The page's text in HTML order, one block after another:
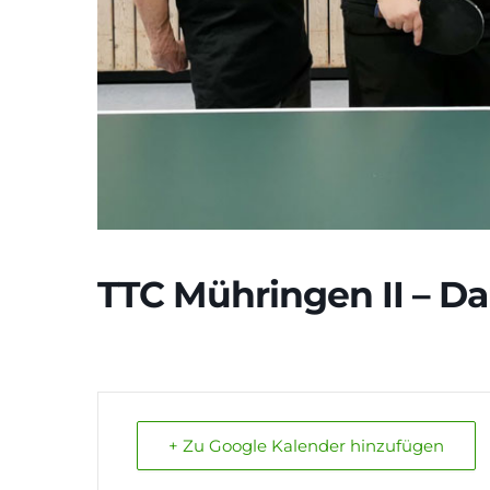
TTC Mühringen II –
+ Zu Google Kalender hinzufügen